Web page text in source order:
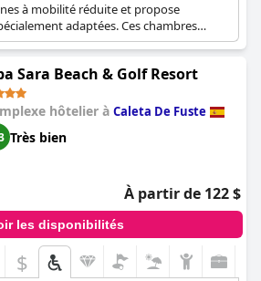
à mobilité réduite et propose
adaptées. Ces chambres
accessibles avec des douches
roulants et sont entièrement équipées
L'ensemble de l'unité est accessible
Sara Beach & Golf Resort
hôtelier à Caleta De Fuste
Très bien
À partir de 122 $
les disponibilités
$